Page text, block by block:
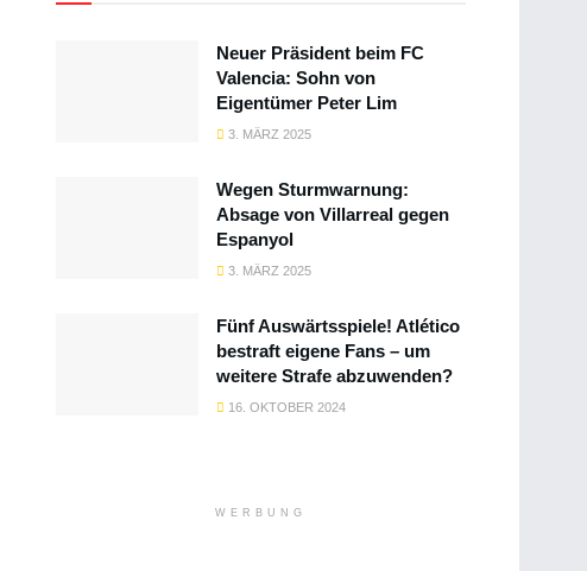
Neuer Präsident beim FC
Valencia: Sohn von
Eigentümer Peter Lim
3. MÄRZ 2025
Wegen Sturmwarnung:
Absage von Villarreal gegen
Espanyol
3. MÄRZ 2025
Fünf Auswärtsspiele! Atlético
bestraft eigene Fans – um
weitere Strafe abzuwenden?
16. OKTOBER 2024
WERBUNG